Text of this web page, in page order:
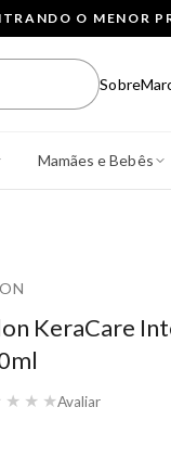
O MENOR
Sobre
Mamães e Bebês
KeraCare
★ ★ ★Avaliar